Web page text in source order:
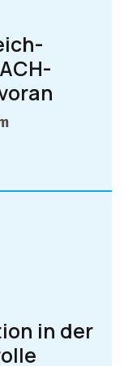
in der